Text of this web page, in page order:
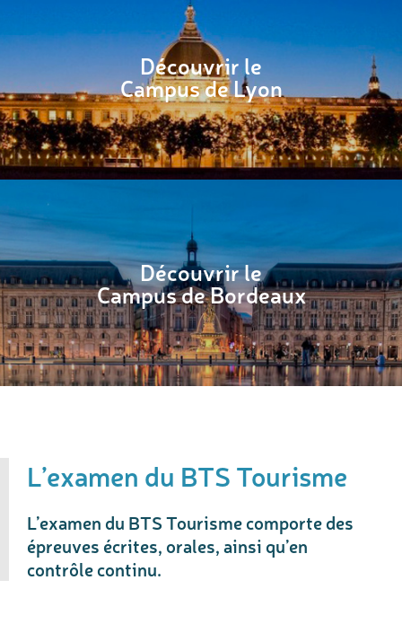
Découvrir le
Campus de Lyon
Découvrir le
Campus de Bordeaux
L’examen du BTS Tourisme
L’examen du BTS Tourisme comporte des
épreuves écrites, orales, ainsi qu’en
contrôle continu.